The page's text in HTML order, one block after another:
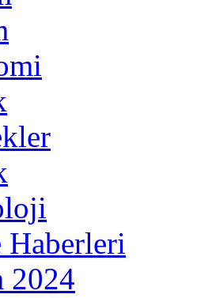
Haberleri
2024